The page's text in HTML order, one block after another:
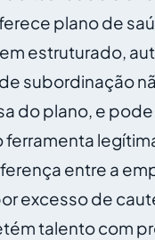
plano de
estruturado,
subordinação
do plano, e pode
entre a
excesso de
talento com